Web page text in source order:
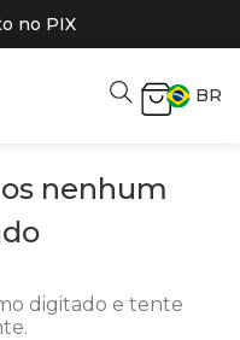
no PIX
BR
nenhum
digitado e tente